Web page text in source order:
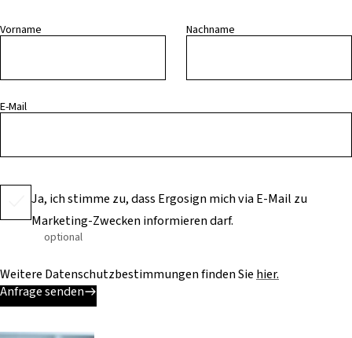
Vorname Nachname
E-Mail
Ja, ich stimme zu, dass Ergosign mich via E-Mail zu
Marketing-Zwecken informieren darf.
optional
Weitere Datenschutzbestimmungen finden Sie hier.
Anfrage senden